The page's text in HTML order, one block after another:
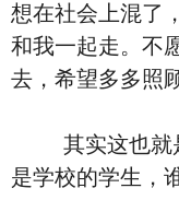
想在社会上混了
和我一起走。不
去，希望多多照
其实这也就是
是学校的学生，